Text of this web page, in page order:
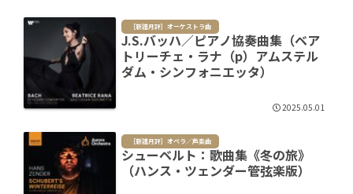
［新譜月評］オーケストラ曲
J.S.バッハ／ピアノ協奏曲集（ベア
トリーチェ・ラナ（p）アムステル
ダム・シンフォニエッタ）
2025.05.01
［新譜月評］オペラ／声楽曲
シューベルト：歌曲集《冬の旅》
（ハンス・ツェンダー管弦楽版）